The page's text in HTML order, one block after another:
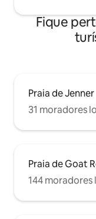
Fique
Praia de Jenner
31 moradores
Praia de Goat
144